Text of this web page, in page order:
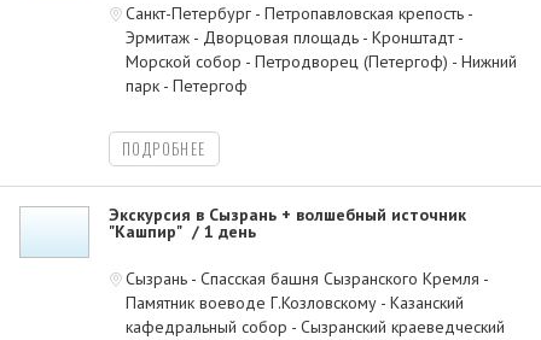
Санкт-Петербург - Петропавловская крепость -
Эрмитаж - Дворцовая площадь - Кронштадт -
Морской собор - Петродворец (Петергоф) - Нижний
парк - Петергоф
ПОДРОБНЕЕ
Экскурсия в Сызрань + волшебный источник
"Кашпир" 1 день
Сызрань - Спасская башня Сызранского Кремля -
Памятник воеводе Г.Козловскому - Казанский
кафедральный собор - Сызранский краеведческий